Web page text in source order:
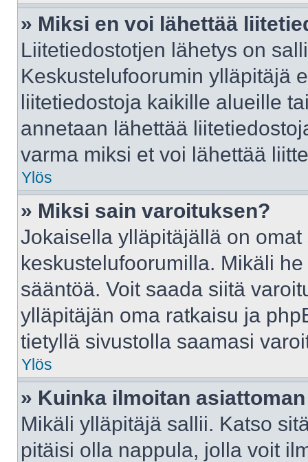
» Miksi en voi lähettää
Liitetiedostotjen lähetys on
Keskustelufoorumin ylläpitäjä
liitetiedostoja kaikille alueille
annetaan lähettää
varma miksi et voi lähettää
Ylös
» Miksi sain varoituksen?
Jokaisella ylläpitäjällä on
keskustelufoorumilla. Mikäli
sääntöä. Voit saada siitä
ylläpitäjän oma ratkaisu ja
tietyllä sivustolla saamasi
Ylös
» Kuinka ilmoitan
Mikäli ylläpitäjä sallii. Katso
pitäisi olla nappula, jolla voit